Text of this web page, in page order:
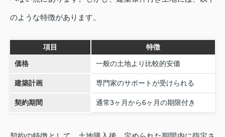
のような特徴があります。
項目 特徴
価格 一般の土地より比較的安価
建築計画 専門家のサポートが受けられる
契約期間 通常3ヶ月から6ヶ月の期限付き